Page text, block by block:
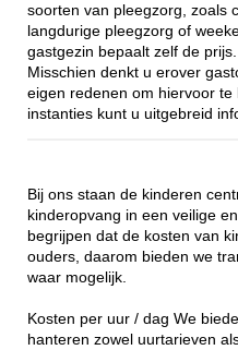
soorten van pleegzorg, zoals
langdurige pleegzorg of
gastgezin bepaalt zelf de
Misschien denkt u erover
eigen redenen om hiervoor te
instanties kunt u uitgebreid
Bij ons staan de kinderen
kinderopvang in een veilige
begrijpen dat de kosten van
ouders, daarom bieden we
waar mogelijk.
Kosten per uur / dag We
hanteren zowel uurtarieven